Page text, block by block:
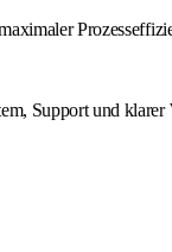
Support und klarer